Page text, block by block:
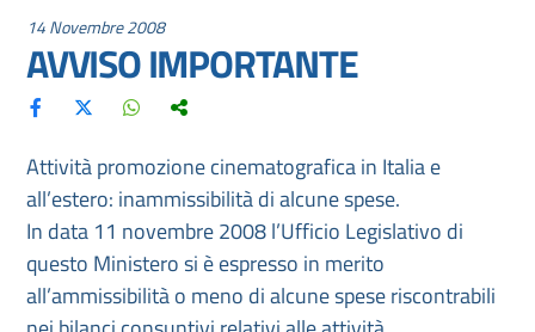
14 Novembre 2008
AVVISO IMPORTANTE
Attività promozione cinematografica in Italia e
all’estero: inammissibilità di alcune spese.
In data 11 novembre 2008 l’Ufficio Legislativo di
questo Ministero si è espresso in merito
all’ammissibilità o meno di alcune spese riscontrabili